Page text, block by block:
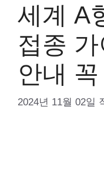
세계 A
접종
안내 꼭
2024년 11월 02일